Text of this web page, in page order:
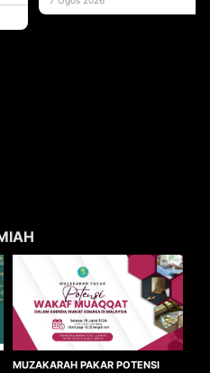
MUZAKARAH PAKAR POTENSI